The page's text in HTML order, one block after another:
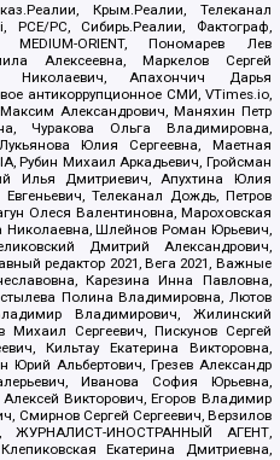
Крым.Реалии, Телеканал
PC, Сибирь.Реалии, Фактограф,
ORIENT, Пономарев Лев
Алексеевна, Маркелов Сергей
Николаевич, Апахончич Дарья
антикоррупционное СМИ, VTimes.io,
Александрович, Маняхин Петр
Чуракова Ольга Владимировна,
Юлия Сергеевна, Маетная
Рубин Михаил Аркадьевич, Гройсман
Илья Дмитриевич, Апухтина Юлия
Телеканал Дождь, Петров
Олеся Валентиновна, Мароховская
Николаевна, Шлейнов Роман Юрьевич,
Дмитрий Александрович,
редактор 2021, Вега 2021, Важные
Карезина Инна Павловна,
Полина Владимировна, Лютов
Владимирович, Жилинский
Михаил Сергеевич, Пискунов Сергей
Кильтау Екатерина Викторовна,
Альбертович, Грезев Александр
Иванова София Юрьевна,
Викторович, Егоров Владимир
Смирнов Сергей Сергеевич, Верзилов
ЖУРНАЛИСТ-ИНОСТРАННЫЙ АГЕНТ,
Екатерина Дмитриевна,